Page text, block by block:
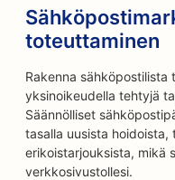
toteuttaminen
Rakenna sähköpostilista
yksinoikeudella tehtyjä
Säännölliset
tasalla uusista
erikoistarjouksista, mikä
verkkosivustollesi.